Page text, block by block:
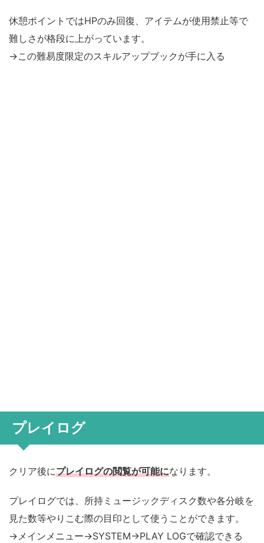
休憩ポイントではHPのみ回復、アイテムが使用禁止等で
難しさが格段に上がっています。
→この難易度限定のスキルアップブックが手に入る
プレイログ
クリア後にプレイログの閲覧が可能になります。
プレイログでは、所持ミュージックディスク数や各分岐を
見た数等やりこむ際の目印として使うことができます。
→メインメニュー→SYSTEM→PLAY LOGで確認できる